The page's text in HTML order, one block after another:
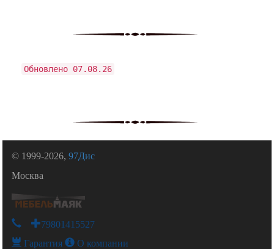
Обновлено 07.08.26
© 1999-2026,97Дис
Москва
+79801415527
Гарантия О компании